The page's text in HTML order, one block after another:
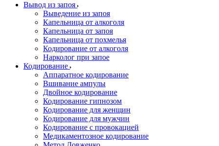
Вывод из запоя
Выведение из запоя
Капельница от алкоголя
Капельница от запоя
Капельница от похмелья
Кодирование от алкоголя
Нарколог при запое
Кодирование
Аппаратное кодирование
Вшивание ампулы
Двойное кодирование
Кодирование гипнозом
Кодирование для женщин
Кодирование для мужчин
Кодирование с провокацией
Медикаментозное кодирование